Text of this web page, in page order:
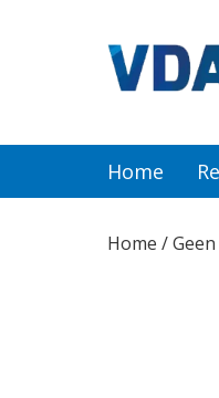
Home
Home /